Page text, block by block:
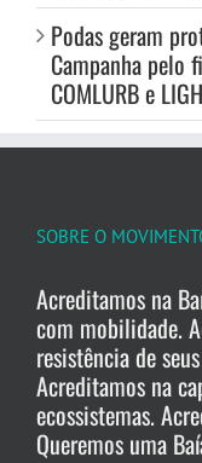
Podas geram
Campanha pelo
COMLURB e
SOBRE O
Acreditamos na
com mobilidade.
resistência de
Acreditamos na
ecossistemas.
Queremos uma